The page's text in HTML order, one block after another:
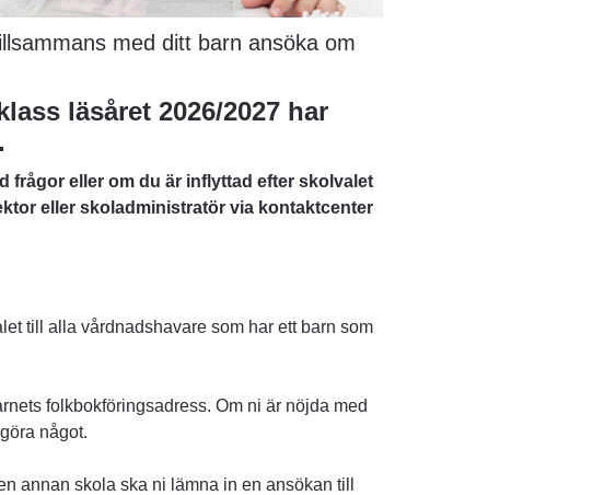
med ditt barn ansöka om
läsåret 2026/2027 har
frågor eller om du är inflyttad efter skolvalet
eller skoladministratör via kontaktcenter
till alla vårdnadshavare som har ett barn som
folkbokföringsadress. Om ni är nöjda med
något.
annan skola ska ni lämna in en ansökan till